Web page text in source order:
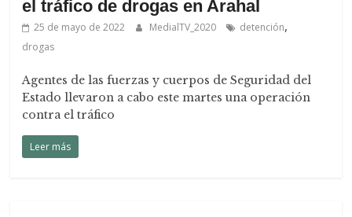
el tráfico de drogas en Arahal
25 de mayo de 2022 MedialTV_2020 detención,
drogas
Agentes de las fuerzas y cuerpos de Seguridad del
Estado llevaron a cabo este martes una operación
contra el tráfico
Leer más